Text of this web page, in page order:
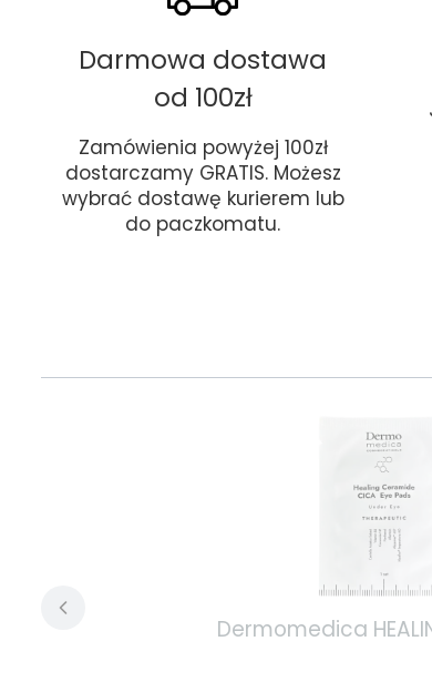
Darmowa dostawa
od 100zł
Zamówienia powyżej 100zł
dostarczamy GRATIS. Możesz
wybrać dostawę kurierem lub
do paczkomatu.
Dermomedica